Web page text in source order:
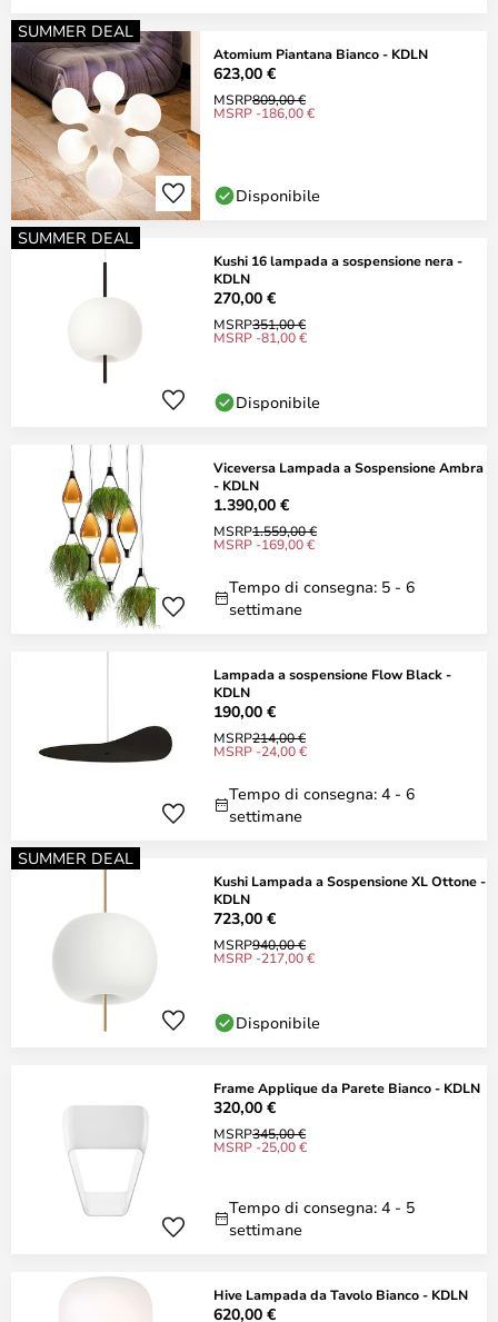
SUMMER DEAL
Atomium Piantana Bianco - KDLN
623,00 €
MSRP809,00 €
MSRP -186,00 €
Disponibile
SUMMER DEAL
Kushi 16 lampada a sospensione nera -
KDLN
270,00 €
MSRP351,00 €
MSRP -81,00 €
Disponibile
Viceversa Lampada a Sospensione Ambra
- KDLN
1.390,00 €
MSRP1.559,00 €
MSRP -169,00 €
Tempo di consegna: 5 - 6
settimane
Lampada a sospensione Flow Black -
KDLN
190,00 €
MSRP214,00 €
MSRP -24,00 €
Tempo di consegna: 4 - 6
settimane
SUMMER DEAL
Kushi Lampada a Sospensione XL Ottone -
KDLN
723,00 €
MSRP940,00 €
MSRP -217,00 €
Disponibile
Frame Applique da Parete Bianco - KDLN
320,00 €
MSRP345,00 €
MSRP -25,00 €
Tempo di consegna: 4 - 5
settimane
Hive Lampada da Tavolo Bianco - KDLN
620,00 €